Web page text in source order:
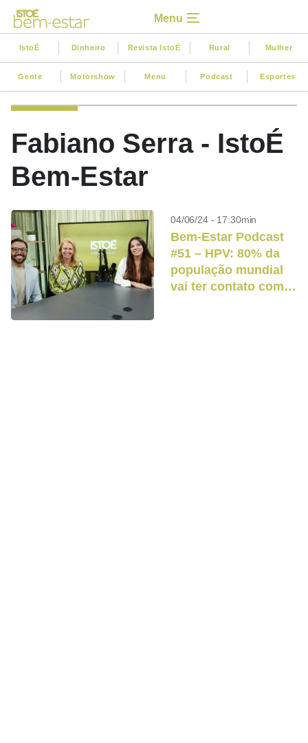
Menu
IstoÉ Dinheiro Revista IstoÉ Rural Mulher
Gente Motorshow Menu Podcast Esportes
Fabiano Serra - IstoÉ
Bem-Estar
04/06/24 - 17:30min
Bem-Estar Podcast
#51 – HPV: 80% da
população mundial
vai ter contato com o